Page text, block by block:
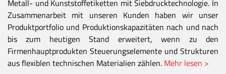
Metall- und Kunststoffetiketten mit Siebdrucktechnologie. In
Zusammenarbeit mit unseren Kunden haben wir unser
Produktportfolio und Produktionskapazitäten nach und nach
bis zum heutigen Stand erweitert, wenn zu den
Firmenhauptprodukten Steuerungselemente und Strukturen
aus flexiblen technischen Materialien zählen. Mehr lesen >